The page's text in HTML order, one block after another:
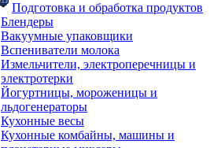
Подготовка и обработка продуктов
Блендеры
Вакуумные упаковщики
Вспениватели молока
Измельчители, электроперечницы и
электротерки
Йогуртницы, мороженицы и
льдогенераторы
Кухонные весы
Кухонные комбайны, машины и